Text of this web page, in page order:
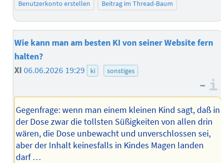
Benutzerkonto erstellen
Beitrag im Thread-Baum
Wie kann man am besten KI von seiner Website fern
halten?
XI06.06.2026 19:29 ki sonstiges
–
Gegenfrage: wenn man einem kleinen Kind sagt, daß in
der Dose zwar die tollsten Süßigkeiten von allen drin
wären, die Dose unbewacht und unverschlossen sei,
aber der Inhalt keinesfalls in Kindes Magen landen
darf …